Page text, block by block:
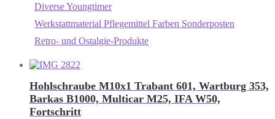
Diverse Youngtimer
Werkstattmaterial Pflegemittel Farben Sonderposten
Retro- und Ostalgie-Produkte
Hohlschraube M10x1 Trabant 601, Wartburg 353,
Barkas B1000, Multicar M25, IFA W50,
Fortschritt